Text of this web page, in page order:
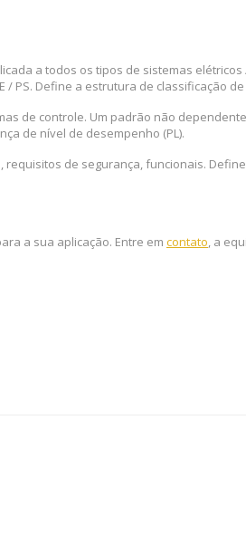
a todos os tipos de sistemas
PS. Define a estrutura de classificação
de controle. Um padrão não
de nível de desempenho (PL).
de segurança, funcionais.
a sua aplicação. Entre em contato, a